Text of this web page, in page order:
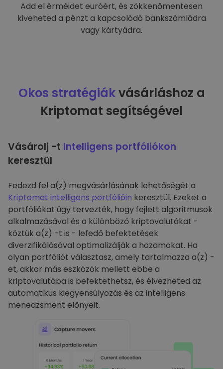
Add el érméidet euróért, és zökkenőmentesen
kiveheted a pénzt a kapcsolódó bankszámládra
vagy kártyádra.
Okos stratégiákvásárláshoz a
Kriptomat segítségével
Vásárolj -t Intelligens portfóliókon
keresztül
Fedezd fel a(z) megvásárlásának lehetőségét a
Kriptomat intelligens portfólióin keresztül. Ezeket a
portfóliókat úgy tervezték, hogy fejlett algoritmusok
alkalmazásával és a különböző kriptovalutákat -
köztük a(z) -t is - lefedő befektetések
diverzifikálásával optimalizálják a hozamokat. Ha
olyan portfóliót választasz, amely tartalmazza a(z) -
et, akkor más eszközök mellett ebbe a
kriptovalutába is befektethetsz, és élvezheted az
automatikus kiegyensúlyozás és az intelligens
menedzsment előnyeit.